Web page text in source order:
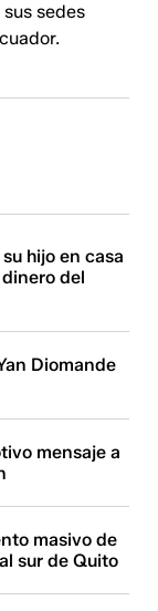
sedes
hijo en casa
del
Diomande
mensaje a
masivo de
sur de Quito